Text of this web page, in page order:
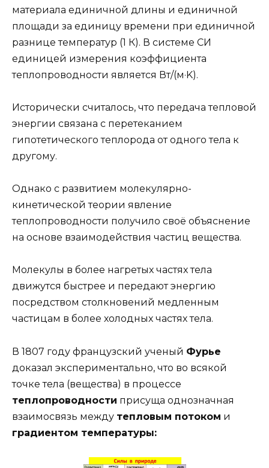
материала единичной длины и единичной
площади за единицу времени при единичной
разнице температур (1 К). В системе СИ
единицей измерения коэффициента
теплопроводности является Вт/(м·K).
Исторически считалось, что передача тепловой
энергии связана с перетеканием
гипотетического теплорода от одного тела к
другому.
Однако с развитием молекулярно-
кинетической теории явление
теплопроводности получило своё объяснение
на основе взаимодействия частиц вещества.
Молекулы в более нагретых частях тела
движутся быстрее и передают энергию
посредством столкновений медленным
частицам в более холодных частях тела.
В 1807 году французский ученый Фурье
доказал экспериментально, что во всякой
точке тела (вещества) в процессе
теплопроводности присуща однозначная
взаимосвязь между тепловым потоком и
градиентом температуры: